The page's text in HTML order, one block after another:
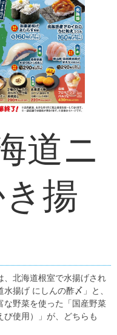
道ニ
揚
、北海道根室で水揚げされ
揚げ にしんの酢〆」と、
な野菜を使った「国産野菜
び使用）」が、どちらも